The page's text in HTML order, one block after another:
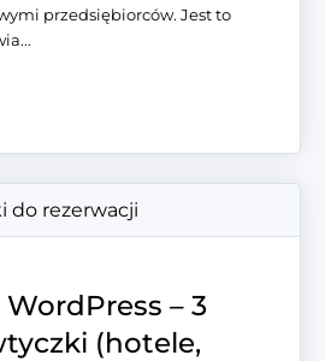
przedsiębiorców. Jest to
– 3
(hotele,